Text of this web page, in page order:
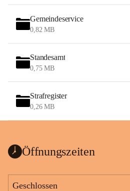
Gemeindeservice
0,82 MB
Standesamt
0,75 MB
Strafregister
0,26 MB
Öffnungszeiten
Geschlossen